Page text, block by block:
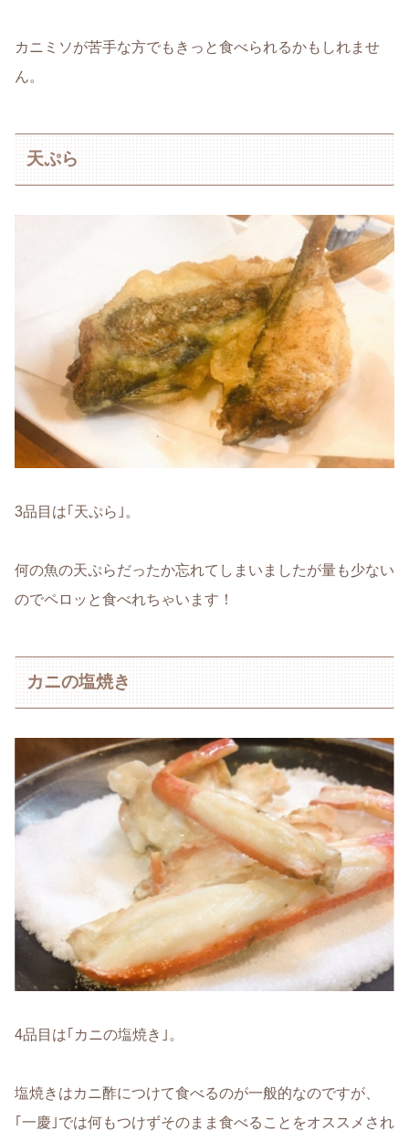
カニミソが苦手な方でもきっと食べられるかもしれませ
ん。
天ぷら
3品目は｢天ぷら｣。
何の魚の天ぷらだったか忘れてしまいましたが量も少ない
のでペロッと食べれちゃいます！
カニの塩焼き
4品目は｢カニの塩焼き｣。
塩焼きはカニ酢につけて食べるのが一般的なのですが、
｢一慶｣では何もつけずそのまま食べることをオススメされ